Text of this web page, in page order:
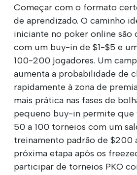
Começar com o formato
de aprendizado. O caminho
iniciante no poker online são
com um buy-in de $1-$5 e
100-200 jogadores. Um
aumenta a probabilidade de
rapidamente à zona de
mais prática nas fases de
pequeno buy-in permite que
50 a 100 torneios com um
treinamento padrão de $200
próxima etapa após os
participar de torneios PKO